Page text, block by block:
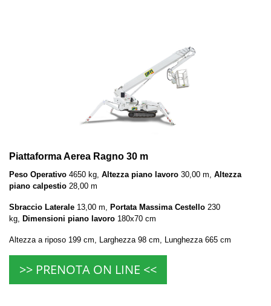
Piattaforma Aerea Ragno 30 m
Peso Operativo 4650 kg, Altezza piano lavoro 30,00 m, Altezza
piano calpestio 28,00 m
Sbraccio Laterale 13,00 m, Portata Massima Cestello 230
kg, Dimensioni piano lavoro 180x70 cm
Altezza a riposo 199 cm, Larghezza 98 cm, Lunghezza 665 cm
>> PRENOTA ON LINE <<